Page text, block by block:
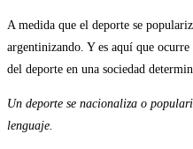
A medida que el deporte se
argentinizando. Y es aquí que
del deporte en una sociedad
Un deporte se nacionaliza o
lenguaje.